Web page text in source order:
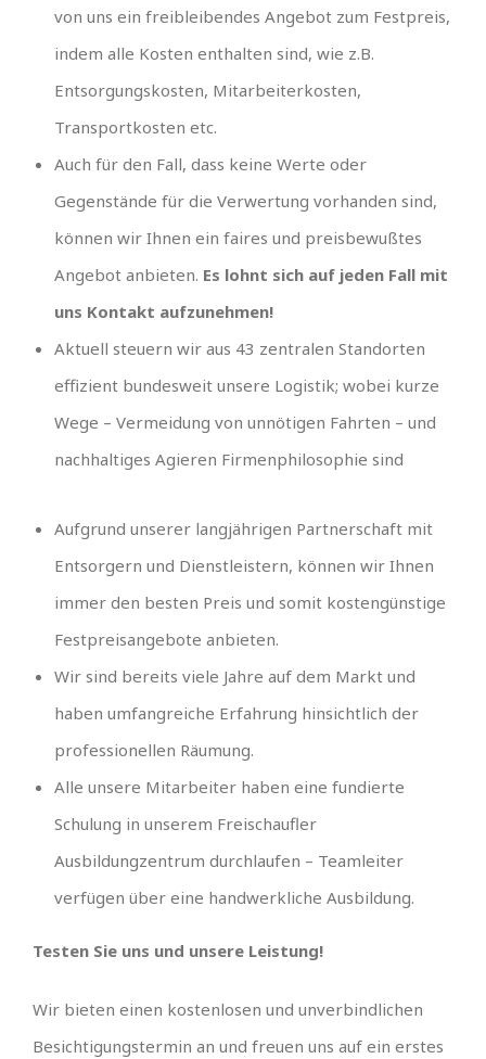
von uns ein freibleibendes Angebot zum Festpreis,
indem alle Kosten enthalten sind, wie z.B.
Entsorgungskosten, Mitarbeiterkosten,
Transportkosten etc.
Auch für den Fall, dass keine Werte oder
Gegenstände für die Verwertung vorhanden sind,
können wir Ihnen ein faires und preisbewußtes
Angebot anbieten. Es lohnt sich auf jeden Fall mit
uns Kontakt aufzunehmen!
Aktuell steuern wir aus 43 zentralen Standorten
effizient bundesweit unsere Logistik; wobei kurze
Wege – Vermeidung von unnötigen Fahrten – und
nachhaltiges Agieren Firmenphilosophie sind
Aufgrund unserer langjährigen Partnerschaft mit
Entsorgern und Dienstleistern, können wir Ihnen
immer den besten Preis und somit kostengünstige
Festpreisangebote anbieten.
Wir sind bereits viele Jahre auf dem Markt und
haben umfangreiche Erfahrung hinsichtlich der
professionellen Räumung.
Alle unsere Mitarbeiter haben eine fundierte
Schulung in unserem Freischaufler
Ausbildungzentrum durchlaufen – Teamleiter
verfügen über eine handwerkliche Ausbildung.
Testen Sie uns und unsere Leistung!
Wir bieten einen kostenlosen und unverbindlichen
Besichtigungstermin an und freuen uns auf ein erstes